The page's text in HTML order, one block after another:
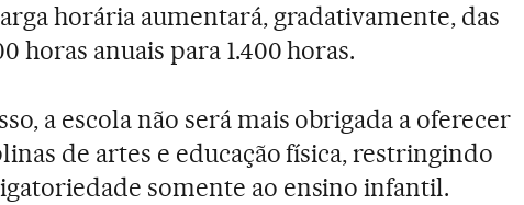
horária aumentará, gradativamente, das
horas anuais para 1.400 horas.
a escola não será mais obrigada a oferecer
de artes e educação física, restringindo
somente ao ensino infantil.